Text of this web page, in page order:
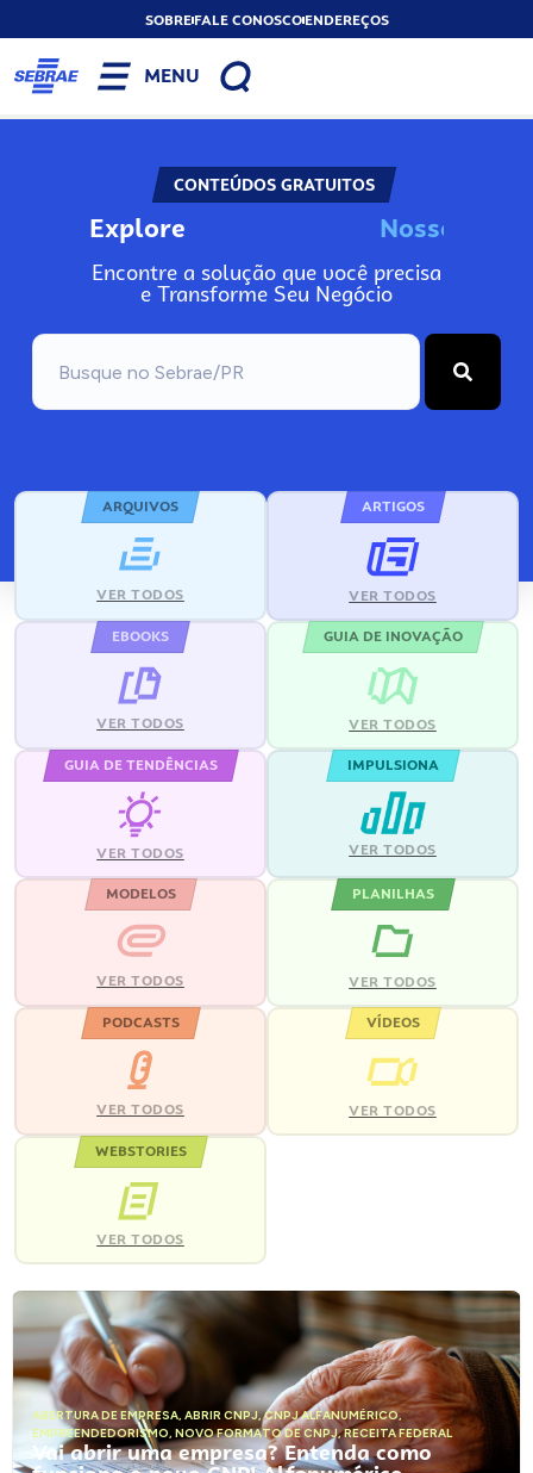
SOBREFALE CONOSCOENDEREÇOS
MENU
CONTEÚDOS GRATUITOS
Explore No
Encontre a solução que você precisa
e Transforme Seu Negócio
ARQUIVOS
VER TODOS
ARTIGOS
VER TODOS
EBOOKS
VER TODOS
GUIA DE INOVAÇÃO
VER TODOS
GUIA DE TENDÊNCIAS
VER TODOS
IMPULSIONA
VER TODOS
MODELOS
VER TODOS
PLANILHAS
VER TODOS
PODCASTS
VER TODOS
VÍDEOS
VER TODOS
WEBSTORIES
VER TODOS
ABERTURA DE EMPRESA, ABRIR CNPJ,CNPJ ALFANUMÉRICO,
EMPREENDEDORISMO, NOVO FORMATO DE CNPJ,RECEITA FEDERAL
Vai abrir uma empresa? Entenda como